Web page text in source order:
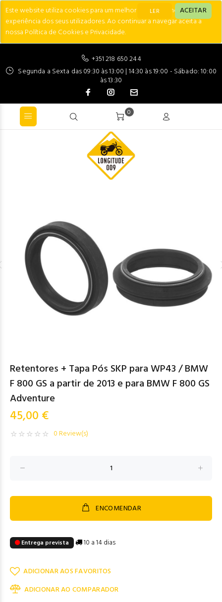
Este website utiliza cookies para um melhor desempenho e
experiência dos seus utilizadores. Ao continuar a navegar aceita a
nossa Política de Cookies e Privacidade.
LER ACEITAR
+351 218 650 244
Segunda a Sexta das 09:30 às 13:00 | 14:30 às 19:00 - Sábado: 10:00
às 13:30
0
Retentores + Tapa Pós SKP para WP43 / BMW
F 800 GS a partir de 2013 e para BMW F 800 GS
Adventure
45,00 €
0 Review(s)
ENCOMENDAR
Entrega prevista 10 a 14 dias
ADICIONAR AOS FAVORITOS
ADICIONAR AO COMPARADOR